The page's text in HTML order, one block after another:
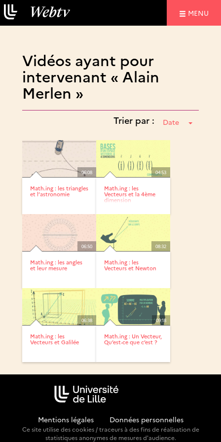
MENU
Vidéos ayant pour
intervenant « Alain
Merlen »
Trier par : Date
06:08
Math.ing : les triangles
et l’astronomie
04:53
Math.ing : les
Vecteurs et la 4ème
dimension
06:50
Math.ing : les angles
et leur mesure
08:32
Math.ing : les
Vecteurs et Newton
06:38
Math.ing : les
Vecteurs et Galilée
09:18
Math.ing : Un Vecteur,
Qu’est-ce que c’est ?
Mentions légales Données personnelles
Ce site utilise des cookies / traceurs à des fins de réalisation de
statistiques anonymes de mesures d'audience.